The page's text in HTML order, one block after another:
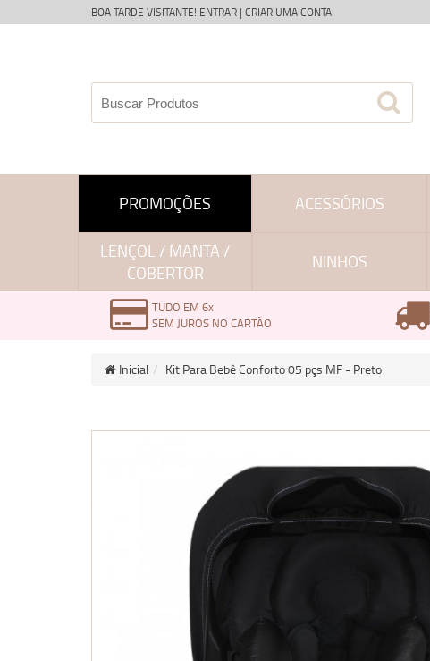
BOA TARDE VISITANTE! ENTRAR | CRIAR UMA CONTA
PROMOÇÕES ACESSÓRIOS
LENÇOL / MANTA /
COBERTOR
NINHOS
TUDO EM 6x
SEM JUROS NO CARTÃO
Inicial Kit Para Bebê Conforto 05 pçs MF - Preto